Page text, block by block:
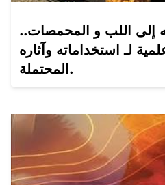
إلى اللب و المحمصات..
لـ استخداماته وآثاره
المحتملة.